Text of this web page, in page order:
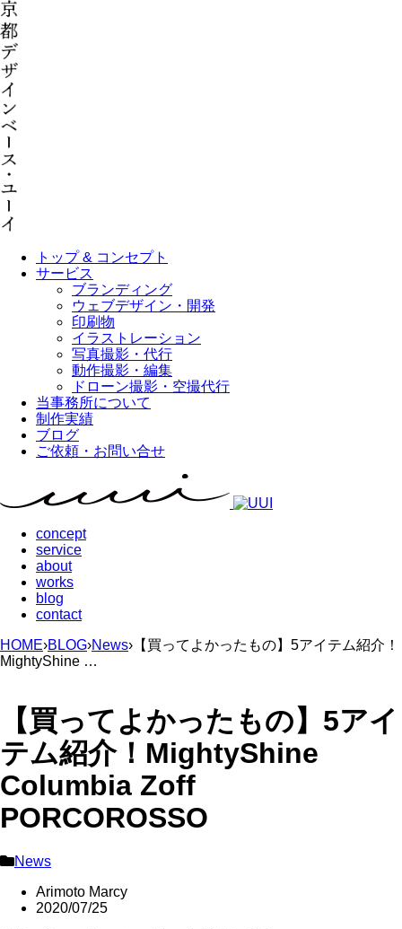
トップ & コンセプト
サービス
ブランディング
ウェブデザイン・開発
印刷物
イラストレーション
写真撮影・代行
動作撮影・編集
ドローン撮影・空撮代行
当事務所について
制作実績
ブログ
ご依頼・お問い合せ
concept
service
about
works
blog
contact
HOME›BLOG›News› 【買ってよかったもの】5アイテム紹介！
MightyShine …
【買ってよかったもの】5アイ
テム紹介！MightyShine
Columbia Zoff
PORCOROSSO
News
Arimoto Marcy
2020/07/25